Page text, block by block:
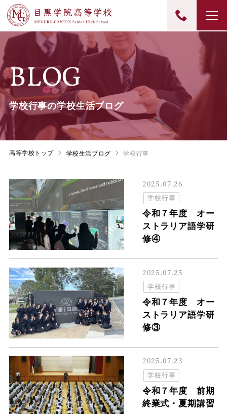
BLOG
学校行事の学校生活ブログ
高等学校トップ 学校生活ブログ 学校行事
2025.07.26
学校行事
令和７年度 オー
ストラリア語学研
修④
2025.07.25
学校行事
令和７年度 オー
ストラリア語学研
修③
2025.07.23
学校行事
令和７年度 前期
終業式・夏期講習